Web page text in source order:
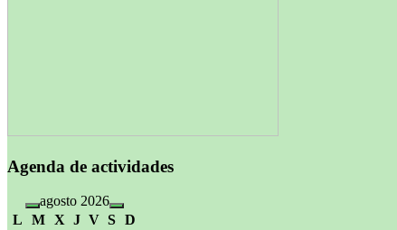
Agenda de actividades
agosto 2026
L
M X J V S D